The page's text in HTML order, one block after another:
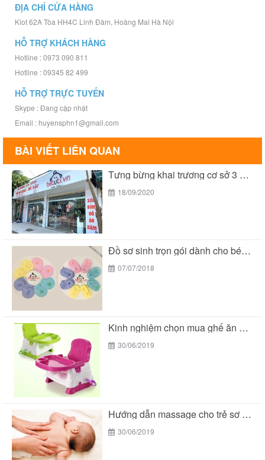
ĐỊA CHỈ CỬA HÀNG
Kiot 62A Tòa HH4C Linh Đàm, Hoàng Mai Hà Nội
HỖ TRỢ KHÁCH HÀNG
Hotline : 0973 090 811
Hotline : 09345 82 499
HỖ TRỢ TRỰC TUYẾN
Skype : Đang cập nhật
Email : huyensphn1@gmail.com
BÀI VIẾT LIÊN QUAN
Tưng bừng khai trương cơ sở 3 của Bé...
18/09/2020
Đồ sơ sinh trọn gói dành cho bé yêu...
07/07/2018
Kinh nghiệm chọn mua ghế ăn dặm cho bé
30/06/2019
Hướng dẫn massage cho trẻ sơ sinh
30/06/2019